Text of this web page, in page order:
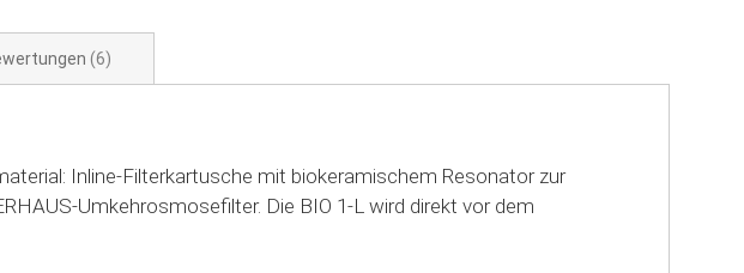
6
Inline-Filterkartusche mit biokeramischem Resonator zur
Umkehrosmosefilter. Die BIO 1-L wird direkt vor dem